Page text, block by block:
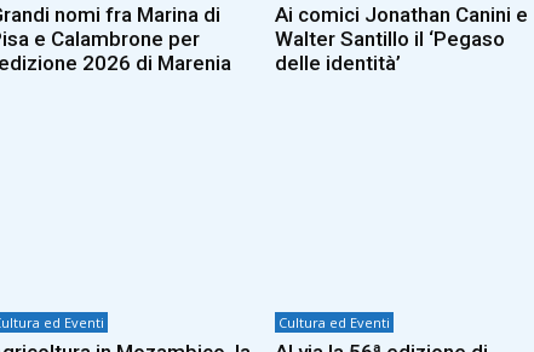
nomi fra Marina di
e Calambrone per
2026 di Marenia
Ai comici Jonathan Canini e
Walter Santillo il ‘Pegaso
delle identità’
ed Eventi Cultura ed Eventi